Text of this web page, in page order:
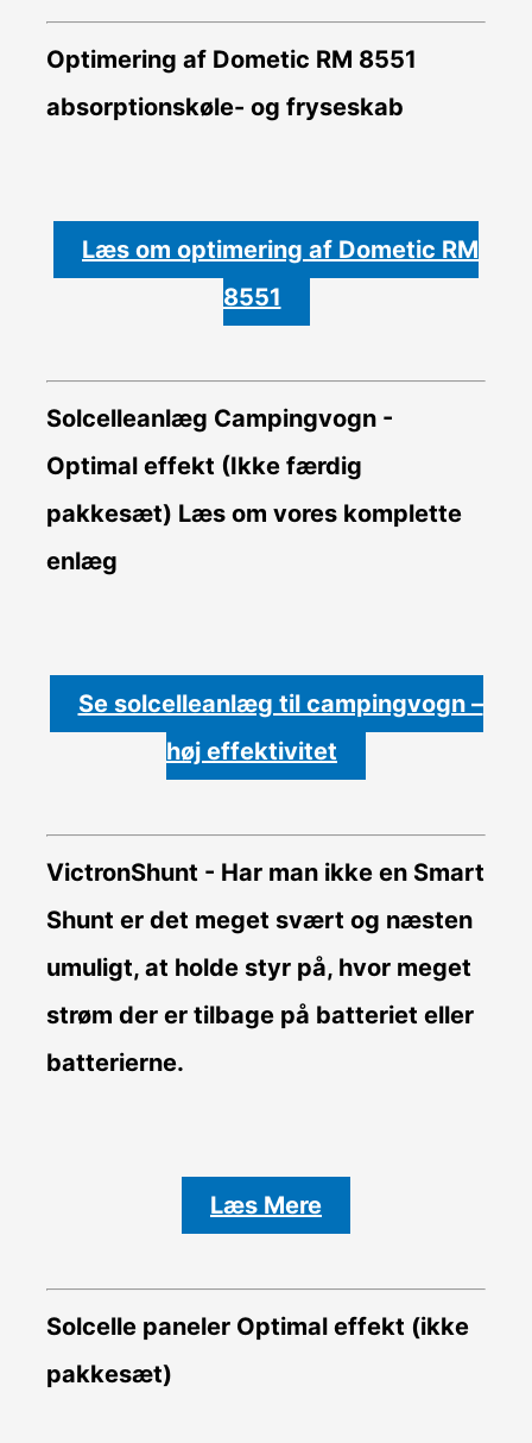
Optimering af Dometic RM 8551
absorptionskøle- og fryseskab
Læs om optimering af Dometic RM
8551
Solcelleanlæg Campingvogn -
Optimal effekt (Ikke færdig
pakkesæt) Læs om vores komplette
enlæg
Se solcelleanlæg til campingvogn –
høj effektivitet
VictronShunt - Har man ikke en Smart
Shunt er det meget svært og næsten
umuligt, at holde styr på, hvor meget
strøm der er tilbage på batteriet eller
batterierne.
Læs Mere
Solcelle paneler Optimal effekt (ikke
pakkesæt)